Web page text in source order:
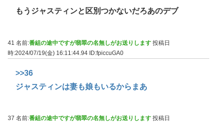
もうジャスティンと区別つかないだろあのデブ
41 名前:番組の途中ですが翡翠の名無しがお送りします 投稿日
時:2024/07/19(金) 16:11:44.94 ID:fpiccuGA0
>>36
ジャスティンは妻も娘もいるからまあ
37 名前:番組の途中ですが翡翠の名無しがお送りします 投稿日